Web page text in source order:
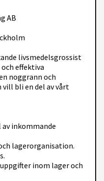
AB
livsmedelsgrossist
effektiva
noggrann och
bli en del av vårt
inkommande
lagerorganisation.
inom lager och